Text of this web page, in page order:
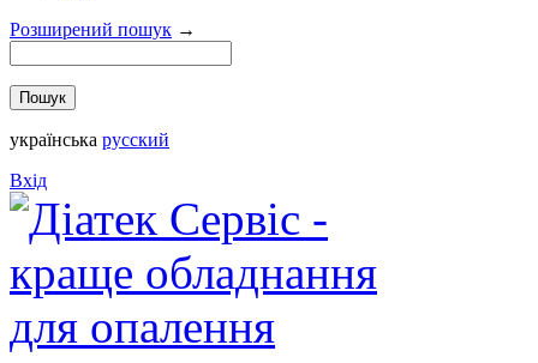
Розширений пошук →
українська русский
Вхід